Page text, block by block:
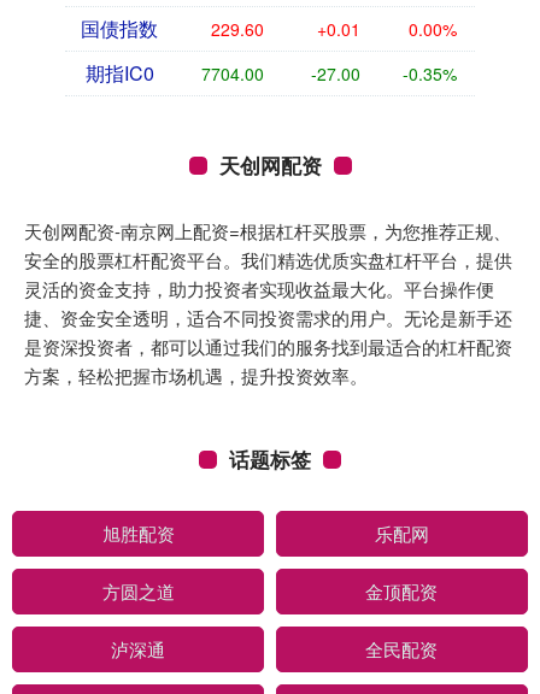
国债指数 229.60 +0.01 0.00%
期指IC0 7704.00 -27.00 -0.35%
天创网配资
天创网配资-南京网上配资=根据杠杆买股票，为您推荐正规、
安全的股票杠杆配资平台。我们精选优质实盘杠杆平台，提供
灵活的资金支持，助力投资者实现收益最大化。平台操作便
捷、资金安全透明，适合不同投资需求的用户。无论是新手还
是资深投资者，都可以通过我们的服务找到最适合的杠杆配资
方案，轻松把握市场机遇，提升投资效率。
话题标签
旭胜配资 乐配网
方圆之道 金顶配资
泸深通 全民配资